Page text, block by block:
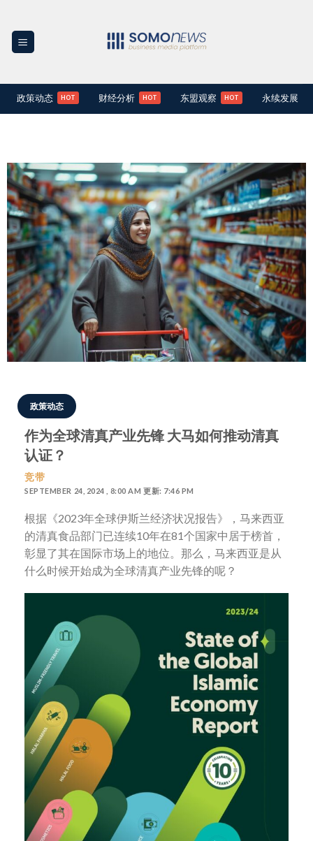
content
政策动态 财经分析 东盟观察 永续发展
政策动态
作为全球清真产业先锋 大马如何推动清真
认证？
竞带
SEPTEMBER 24, 2024 , 8:00 AM 更新: 7:46 PM
根据《2023年全球伊斯兰经济状况报告》，马来西亚
的清真食品部门已连续10年在81个国家中居于榜首，
彰显了其在国际市场上的地位。那么，马来西亚是从
什么时候开始成为全球清真产业先锋的呢？